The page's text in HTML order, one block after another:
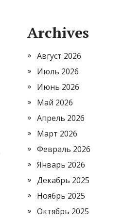
Archives
Август 2026
Июль 2026
Июнь 2026
Май 2026
Апрель 2026
Март 2026
Февраль 2026
Январь 2026
Декабрь 2025
Ноябрь 2025
Октябрь 2025